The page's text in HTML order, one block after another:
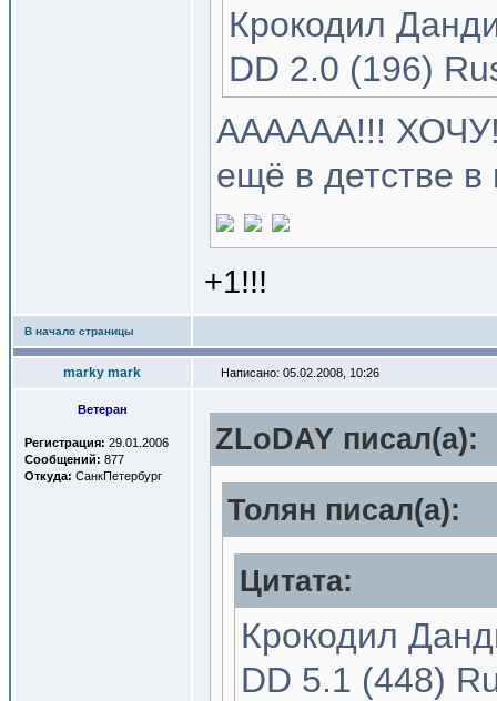
Крокодил
DD 2.0 (196)
АААААА!!!
ещё в детстве в
+1!!!
В начало страницы
marky mark Написано: 05.02.2008, 10:26
Ветеран
Регистрация: 29.01.2006
Сообщений: 877
Откуда: СанкПетербург
ZLoDAY писал(a):
Толян писал(a):
Цитата:
Крокодил
DD 5.1 (448)